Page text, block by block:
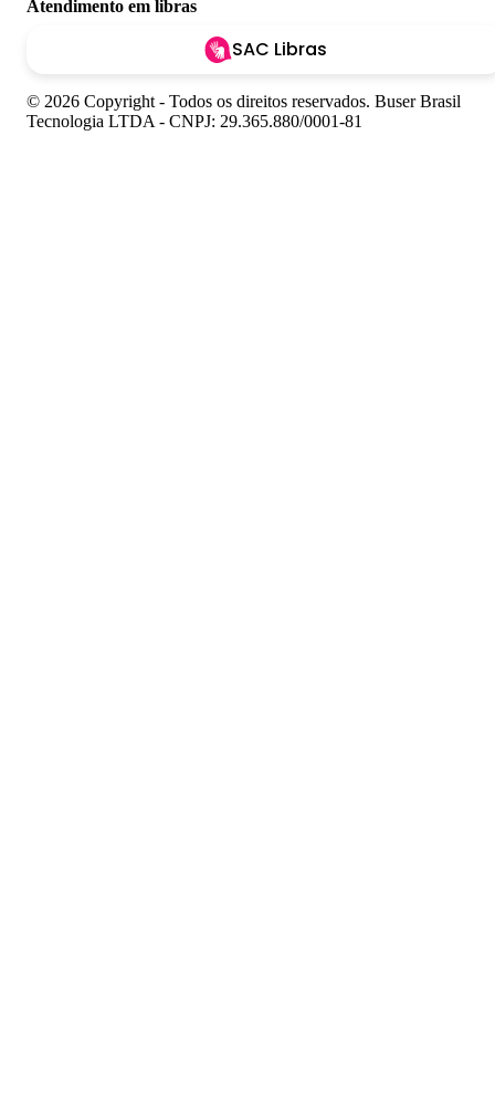
Atendimento em libras
SAC Libras
© 2026 Copyright - Todos os direitos reservados. Buser Brasil
Tecnologia LTDA - CNPJ: 29.365.880/0001-81